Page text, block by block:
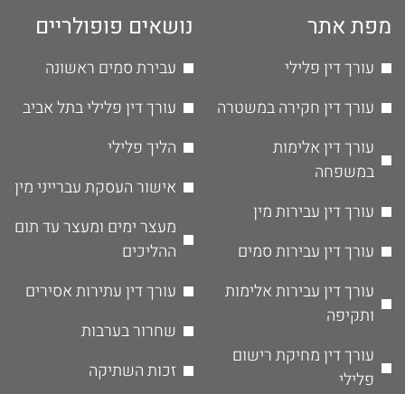
מפת אתר
עורך דין פלילי
עורך דין חקירה במשטרה
עורך דין אלימות
במשפחה
עורך דין עבירות מין
עורך דין עבירות סמים
עורך דין עבירות אלימות
ותקיפה
עורך דין מחיקת רישום
פלילי
נושאים פופולריים
עבירת סמים ראשונה
עורך דין פלילי בתל אביב
הליך פלילי
אישור העסקת עברייני מין
מעצר ימים ומעצר עד תום
ההליכים
עורך דין עתירות אסירים
שחרור בערבות
זכות השתיקה